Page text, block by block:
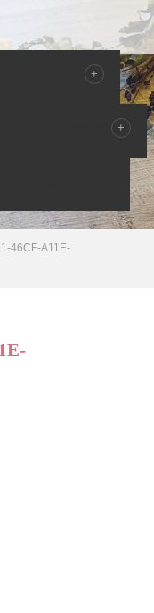
メニュー
お客様の声
46CF-A11E-